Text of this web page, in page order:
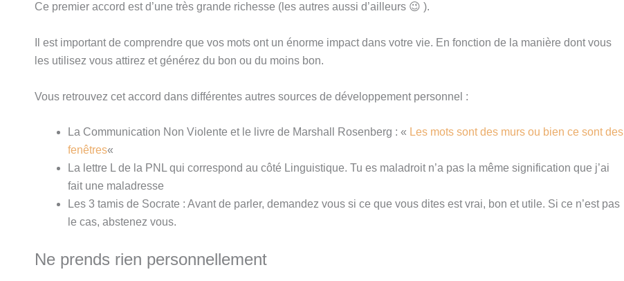
Ce premier accord est d’une très grande richesse (les autres aussi d’ailleurs 😉 ).
Il est important de comprendre que vos mots ont un énorme impact dans votre vie. En fonction de la manière dont vous
les utilisez vous attirez et générez du bon ou du moins bon.
Vous retrouvez cet accord dans différentes autres sources de développement personnel :
La Communication Non Violente et le livre de Marshall Rosenberg : « Les mots sont des murs ou bien ce sont des
fenêtres«
La lettre L de la PNL qui correspond au côté Linguistique. Tu es maladroit n’a pas la même signification que j’ai
fait une maladresse
Les 3 tamis de Socrate : Avant de parler, demandez vous si ce que vous dites est vrai, bon et utile. Si ce n’est pas
le cas, abstenez vous.
Ne prends rien personnellement